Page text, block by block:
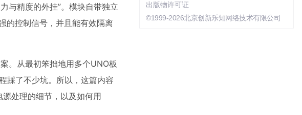
与精度的外挂”。模块自带独立
的控制信号，并且能有效隔离
。从最初笨拙地用多个UNO板
踩了不少坑。所以，这篇内容
处理的细节，以及如何用
出版物许可证
©1999-2026北京创新乐知网络技术有限公司